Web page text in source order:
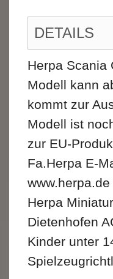
DETAILS
Herpa Scania
Modell kann
kommt zur
Modell ist
zur EU-
Fa.Herpa E-
Herpa
Dietenhofen
Kinder unter